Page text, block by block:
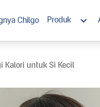
Chilgo Produk
Kalori untuk Si Kecil